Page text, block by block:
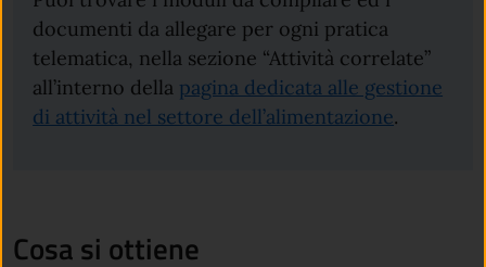
documenti da allegare per ogni pratica
telematica, nella sezione “Attività correlate”
all’interno della pagina dedicata alle gestione
di attività nel settore dell’alimentazione.
Cosa si ottiene